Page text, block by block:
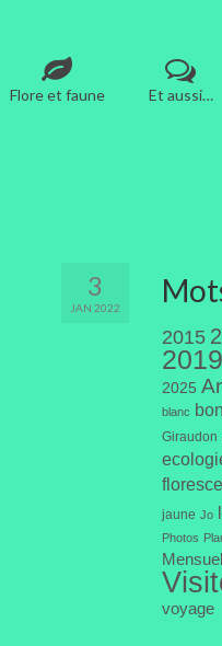
Flore et faune Et aussi…
3
JAN 2022
2015
2019
2025
blanc
Giraudon
jaune Jo
Photos
voyage